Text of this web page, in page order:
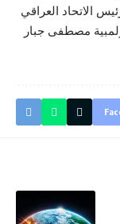
الاتحاد العراقي
مصطفى جبار